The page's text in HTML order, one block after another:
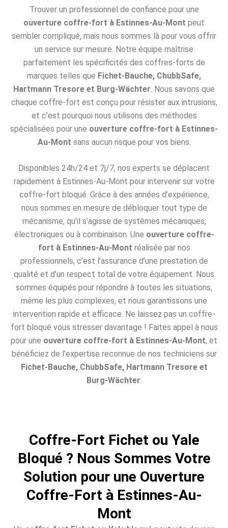
Trouver un professionnel de confiance pour une
ouverture coffre-fort à Estinnes-Au-Mont peut
sembler compliqué, mais nous sommes là pour vous offrir
un service sur mesure. Notre équipe maîtrise
parfaitement les spécificités des coffres-forts de
marques telles que Fichet-Bauche, ChubbSafe,
Hartmann Tresore et Burg-Wächter . Nous savons que
chaque coffre-fort est conçu pour résister aux intrusions,
et c’est pourquoi nous utilisons des méthodes
spécialisées pour une ouverture coffre-fort à Estinnes-
Au-Mont sans aucun risque pour vos biens.
Disponibles 24h/24 et 7j/7, nos experts se déplacent
rapidement à Estinnes-Au-Mont pour intervenir sur votre
coffre-fort bloqué. Grâce à des années d’expérience,
nous sommes en mesure de débloquer tout type de
mécanisme, qu’il s’agisse de systèmes mécaniques,
électroniques ou à combinaison. Une ouverture coffre-
fort à Estinnes-Au-Mont réalisée par nos
professionnels, c’est l’assurance d’une prestation de
qualité et d’un respect total de votre équipement. Nous
sommes équipés pour répondre à toutes les situations,
même les plus complexes, et nous garantissons une
intervention rapide et efficace. Ne laissez pas un coffre-
fort bloqué vous stresser davantage ! Faites appel à nous
pour une ouverture coffre-fort à Estinnes-Au-Mont, et
bénéficiez de l’expertise reconnue de nos techniciens sur
Fichet-Bauche, ChubbSafe, Hartmann Tresore et
Burg-Wächter.
Coffre-Fort Fichet ou Yale
Bloqué ? Nous Sommes Votre
Solution pour une Ouverture
Coffre-Fort à Estinnes-Au-
Mont